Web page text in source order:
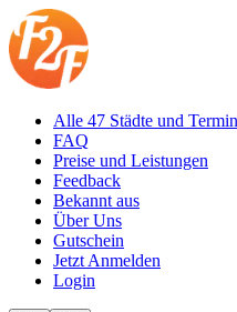
Alle 47 Städte und
FAQ
Preise und Leistungen
Feedback
Bekannt aus
Über Uns
Gutschein
Jetzt Anmelden
Login